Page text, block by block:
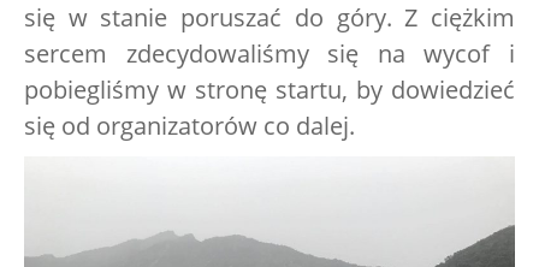
się w stanie poruszać do góry. Z ciężkim
sercem zdecydowaliśmy się na wycof i
pobiegliśmy w stronę startu, by dowiedzieć
się od organizatorów co dalej.